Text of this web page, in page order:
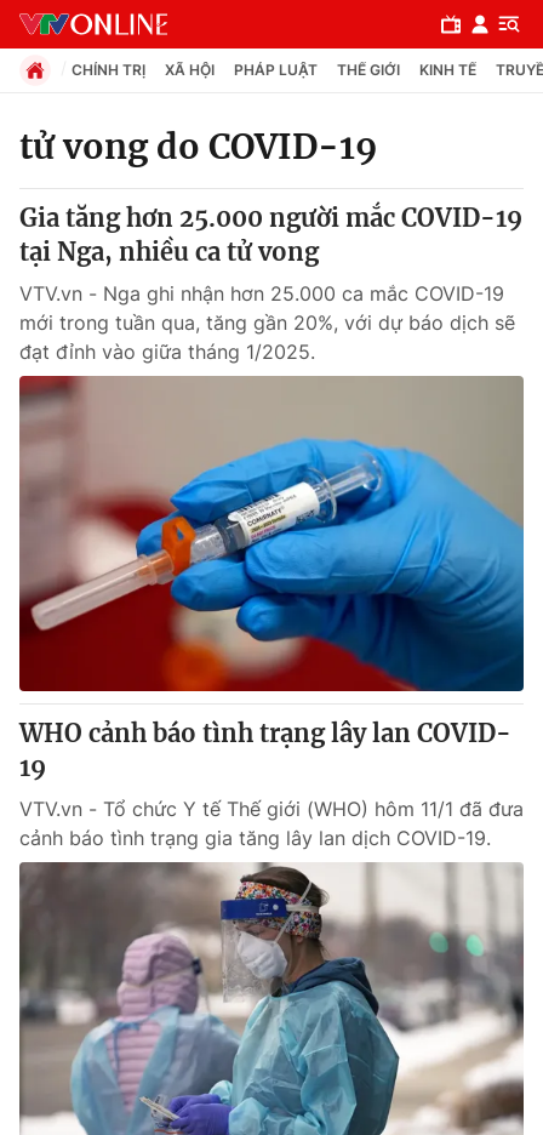
Chuyên mục
Chính trị
Xã hội
Pháp luật
Thế giới
Tin tức
Thế giới đó đây
Kinh tế
Thị trường
Góc doanh nghiệp
Dữ liệu và đời sống
Truyền hình
Phim VTV
Hậu trường
Nhân vật
Khán giả
Giải sao mai
Giải trí
Đời sống
Làm đẹp
Chất lượng cuộc sống
Tuyển sinh
Học trực tuyến
Công nghệ
Hitech Công nghệ tương lai
Sản phẩm
Giao lưu trực tuyến
CHÍNH TRỊ XÃ HỘI PHÁP LUẬT THẾ GIỚI KINH TẾ
tử vong do COVID-19
Gia tăng hơn 25.000 người mắc COVID-19
tại Nga, nhiều ca tử vong
VTV.vn - Nga ghi nhận hơn 25.000 ca mắc COVID-19
mới trong tuần qua, tăng gần 20%, với dự báo dịch sẽ
đạt đỉnh vào giữa tháng 1/2025.
WHO cảnh báo tình trạng lây lan COVID-
19
VTV.vn - Tổ chức Y tế Thế giới (WHO) hôm 11/1 đã đưa
cảnh báo tình trạng gia tăng lây lan dịch COVID-19.